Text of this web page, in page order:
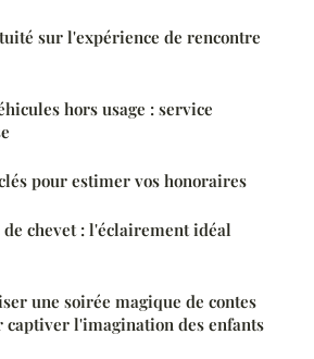
sur l'expérience de rencontre
hors usage : service
pour estimer vos honoraires
de chevet : l'éclairement idéal
une soirée magique de contes
l'imagination des enfants